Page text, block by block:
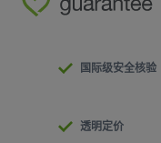
国际级安全核验
透明定价